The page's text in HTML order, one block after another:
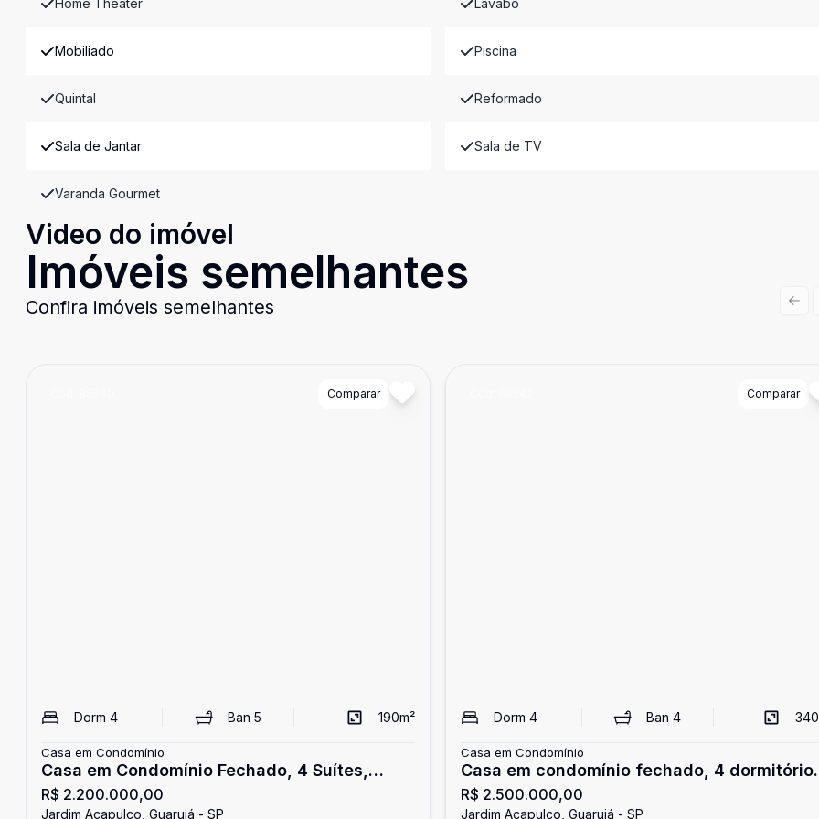
Home Theater Lavabo
Mobiliado Piscina
Quintal Reformado
Sala de Jantar Sala de TV
Varanda Gourmet
Video do imóvel
Imóveis semelhantes
Confira imóveis semelhantes
Comparar
Dorm 4 Ban5 190m²
Casa em Condomínio
Casa em Condomínio Fechado, 4 Suítes,
Jardim Acapulco, Guarujá
R$ 2.200.000,00
Jardim Acapulco, Guarujá - SP
Comparar
Dorm 4 Ban4 340
Casa em Condomínio
Casa em condomínio fechado, 4
Jardim Acapulco, Guarujá
R$ 2.500.000,00
Jardim Acapulco, Guarujá - SP